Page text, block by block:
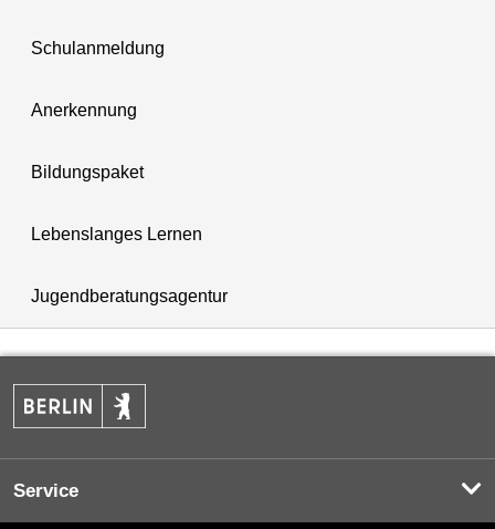
Schulanmeldung
Anerkennung
Bildungspaket
Lebenslanges Lernen
Jugendberatungsagentur
Service